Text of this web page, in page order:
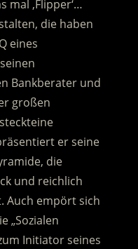
mal ‚Flipper‘…
die haben
eines
Bankberater und
großen
er seine
die
und reichlich
Auch empört sich
„Sozialen
Initiator seines